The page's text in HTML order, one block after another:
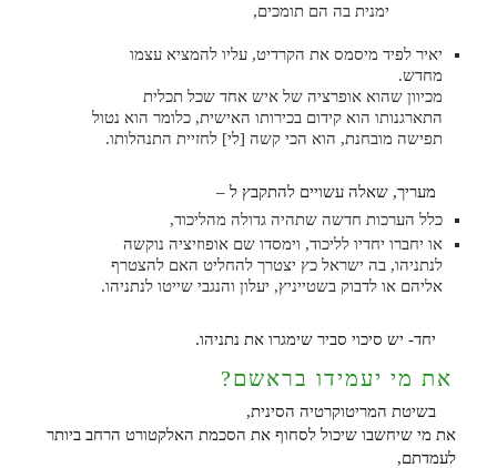
ימנית בה הם תומכים,
יאיר לפיד מיסמס את הקרדיט, עליו להמציא עצמו
מחדש.
מכיוון שהוא אופרציה של איש אחד שכל תכלית
התארגנותו הוא קידום בכירותו האישית, כלומר הוא נטול
תפישה מובחנת, הוא הכי קשה [לי] לחזיית התנהלותו.
מעריך, שאלה עשויים להתקבץ ל –
כלל הערכות חדשה שתהיה גדולה מהליכוד,
או יחברו יחדיו לליכוד, וימסדו שם אופוזיציה נוקשה
לנתניהו, בה ישראל כץ יצטרך להחליט האם להצטרף
אליהם או לדבוק בשטייניץ, יעלון והנגבי שייטו לנתניהו.
יחד- יש סיכוי סביר שימגרו את נתניהו.
את מי יעמידו בראשם?
בשיטת המריטוקרטיה הסינית,
את מי שיחשבו שיכול לסחוף את הסכמת האלקטורט הרחב ביותר
לעמדתם,